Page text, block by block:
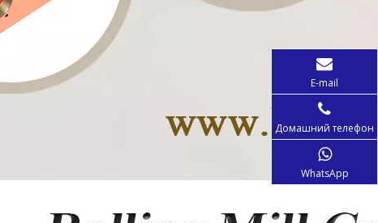
E-mail
Домашний телефон
WhatsApp